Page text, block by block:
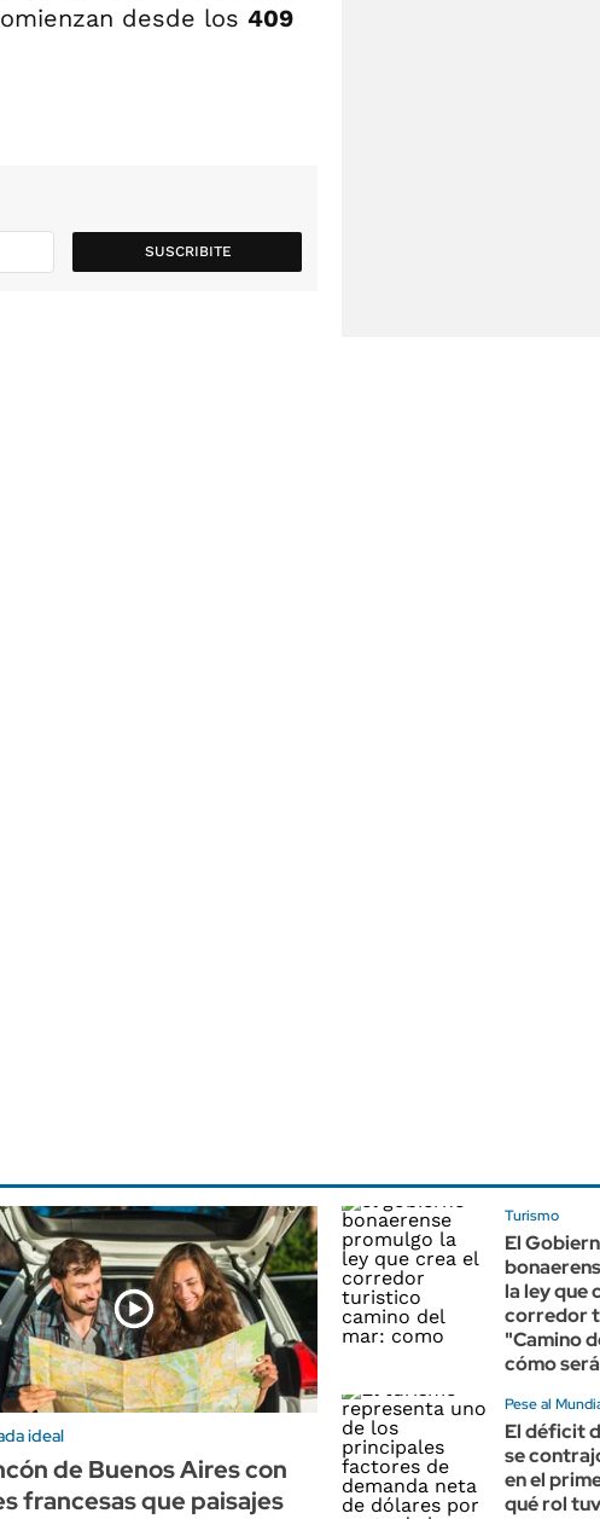
desde los 409
SUSCRIBITE
ideal
de Buenos Aires con
francesas que paisajes
Turismo
El
la ley que
corredor
"Camino
cómo será
Pese al
El déficit
se
en el
qué rol